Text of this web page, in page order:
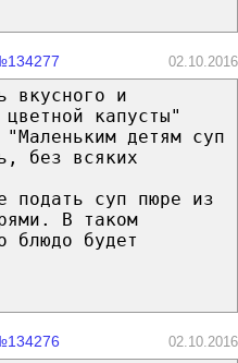
02.10.2016
вкусного и
капусты"
детям суп
без всяких
подать суп пюре из
В таком
блюдо будет
02.10.2016